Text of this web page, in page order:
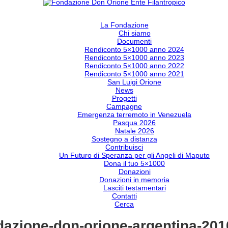
La Fondazione
Chi siamo
Documenti
Rendiconto 5×1000 anno 2024
Rendiconto 5×1000 anno 2023
Rendiconto 5×1000 anno 2022
Rendiconto 5×1000 anno 2021
San Luigi Orione
News
Progetti
Campagne
Emergenza terremoto in Venezuela
Pasqua 2026
Natale 2026
Sostegno a distanza
Contribuisci
Un Futuro di Speranza per gli Angeli di Maputo
Dona il tuo 5×1000
Donazioni
Donazioni in memoria
Lasciti testamentari
Contatti
Cerca